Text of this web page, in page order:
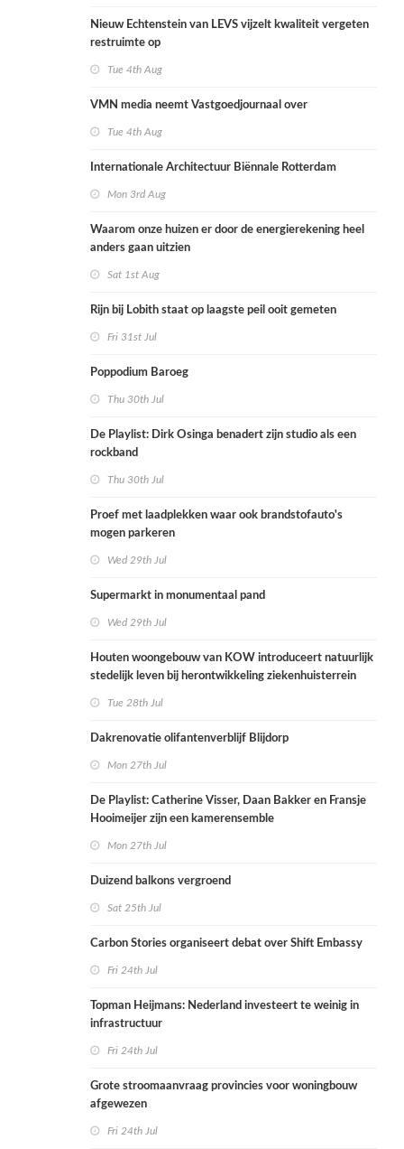
Nieuw Echtenstein van LEVS vijzelt kwaliteit vergeten
restruimte op
Tue 4th Aug
VMN media neemt Vastgoedjournaal over
Tue 4th Aug
Internationale Architectuur Biënnale Rotterdam
Mon 3rd Aug
Waarom onze huizen er door de energierekening heel
anders gaan uitzien
Sat 1st Aug
Rijn bij Lobith staat op laagste peil ooit gemeten
Fri 31st Jul
Poppodium Baroeg
Thu 30th Jul
De Playlist: Dirk Osinga benadert zijn studio als een
rockband
Thu 30th Jul
Proef met laadplekken waar ook brandstofauto's
mogen parkeren
Wed 29th Jul
Supermarkt in monumentaal pand
Wed 29th Jul
Houten woongebouw van KOW introduceert natuurlijk
stedelijk leven bij herontwikkeling ziekenhuisterrein
Tue 28th Jul
Dakrenovatie olifantenverblijf Blijdorp
Mon 27th Jul
De Playlist: Catherine Visser, Daan Bakker en Fransje
Hooimeijer zijn een kamerensemble
Mon 27th Jul
Duizend balkons vergroend
Sat 25th Jul
Carbon Stories organiseert debat over Shift Embassy
Fri 24th Jul
Topman Heijmans: Nederland investeert te weinig in
infrastructuur
Fri 24th Jul
Grote stroomaanvraag provincies voor woningbouw
afgewezen
Fri 24th Jul